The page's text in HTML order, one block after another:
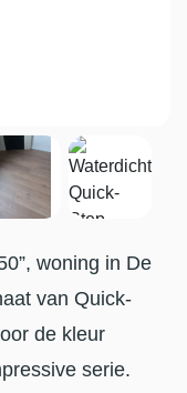
woning in De
van Quick-
de kleur
serie.